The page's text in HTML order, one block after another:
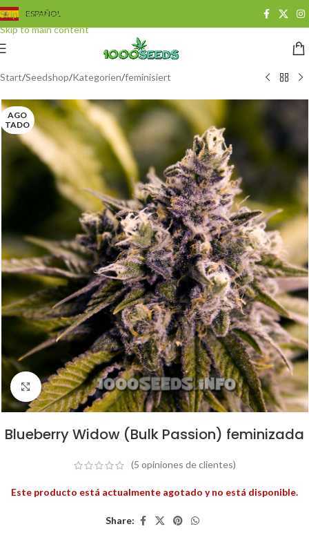
Skip to navigation
Skip to main content
ESPAÑOL
Start/Seedshop/Kategorien/feminisiert
AGO
TADO
Haga clic para ampliar
Blueberry Widow (Bulk Passion) feminizada
(5 opiniones de clientes)
Este producto está actualmente agotado y no está disponible.
Share: